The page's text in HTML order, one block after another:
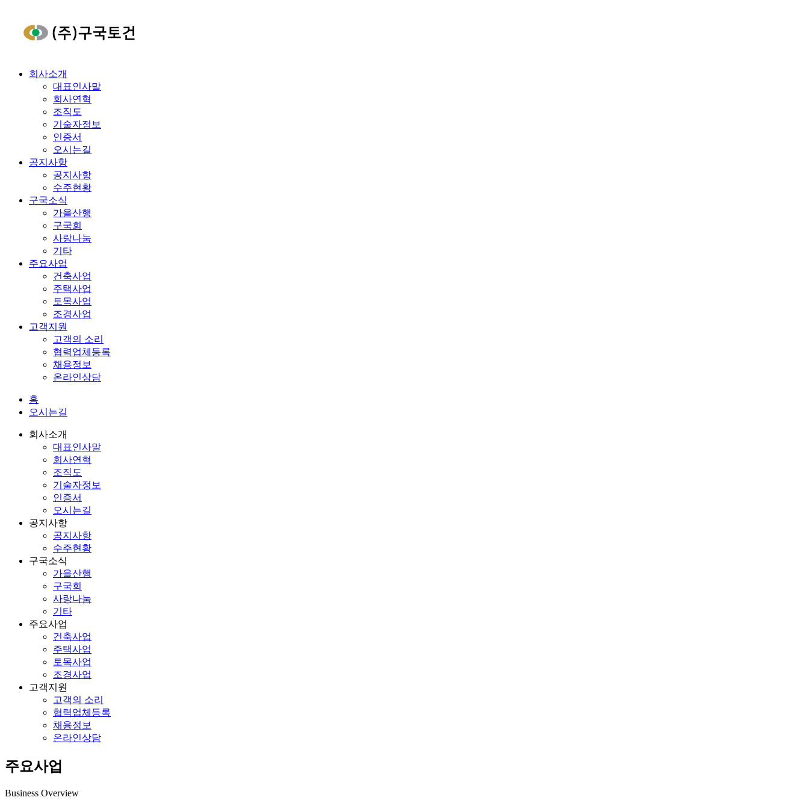
회사소개
대표인사말
회사연혁
조직도
기술자정보
인증서
오시는길
공지사항
공지사항
수주현황
구국소식
가을산행
구국회
사랑나눔
기타
주요사업
건축사업
주택사업
토목사업
조경사업
고객지원
고객의 소리
협력업체등록
채용정보
온라인상담
홈
오시는길
회사소개
대표인사말
회사연혁
조직도
기술자정보
인증서
오시는길
공지사항
공지사항
수주현황
구국소식
가을산행
구국회
사랑나눔
기타
주요사업
건축사업
주택사업
토목사업
조경사업
고객지원
고객의 소리
협력업체등록
채용정보
온라인상담
주요사업
Business Overview